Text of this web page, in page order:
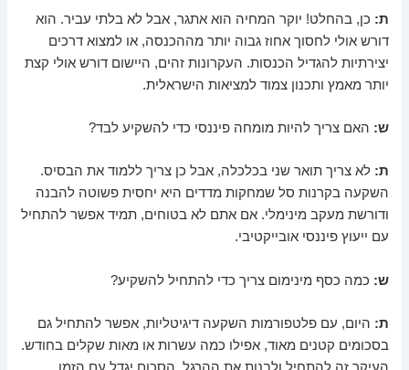
ת: כן, בהחלט! יוקר המחיה הוא אתגר, אבל לא בלתי עביר. הוא
דורש אולי לחסוך אחוז גבוה יותר מההכנסה, או למצוא דרכים
יצירתיות להגדיל הכנסות. העקרונות זהים, היישום דורש אולי קצת
יותר מאמץ ותכנון צמוד למציאות הישראלית.
ש: האם צריך להיות מומחה פיננסי כדי להשקיע לבד?
ת: לא צריך תואר שני בכלכלה, אבל כן צריך ללמוד את הבסיס.
השקעה בקרנות סל שמחקות מדדים היא יחסית פשוטה להבנה
ודורשת מעקב מינימלי. אם אתם לא בטוחים, תמיד אפשר להתחיל
עם ייעוץ פיננסי אובייקטיבי.
ש: כמה כסף מינימום צריך כדי להתחיל להשקיע?
ת: היום, עם פלטפורמות השקעה דיגיטליות, אפשר להתחיל גם
בסכומים קטנים מאוד, אפילו כמה עשרות או מאות שקלים בחודש.